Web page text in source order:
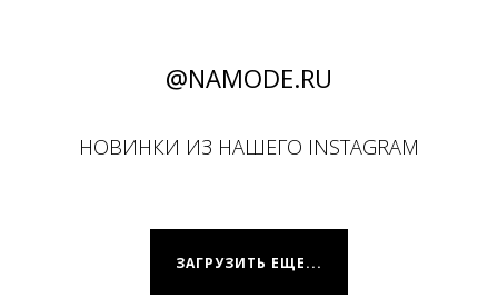
@NAMODE.RU
НОВИНКИ ИЗ НАШЕГО INSTAGRAM
ЗАГРУЗИТЬ ЕЩЕ...